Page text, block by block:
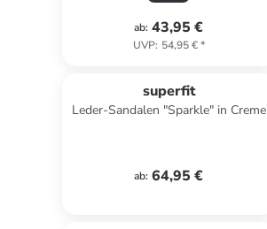
ab: 43,95 €
UVP: 54,95 €*
superfit
Leder-Sandalen "Sparkle" in Creme
ab: 64,95 €